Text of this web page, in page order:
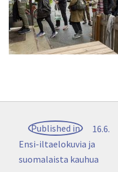
Artikkelien
selaus
Published in
16.6.
Ensi-iltaelokuvia ja
suomalaista kauhua